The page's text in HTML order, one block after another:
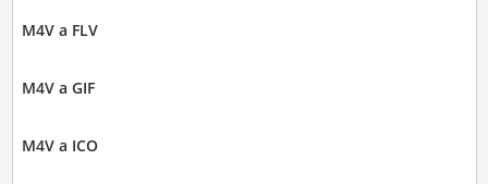
M4V a FLV
M4V a GIF
M4V a ICO